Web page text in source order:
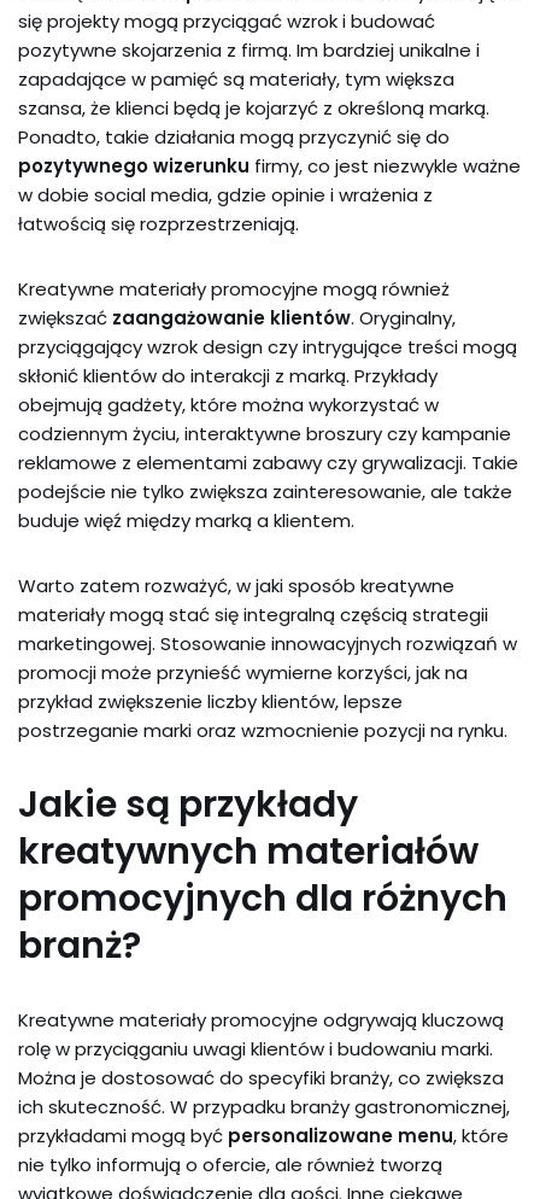
się projekty mogą przyciągać wzrok i budować
pozytywne skojarzenia z firmą. Im bardziej unikalne i
zapadające w pamięć są materiały, tym większa
szansa, że klienci będą je kojarzyć z określoną marką.
Ponadto, takie działania mogą przyczynić się do
pozytywnego wizerunku firmy, co jest niezwykle ważne
w dobie social media, gdzie opinie i wrażenia z
łatwością się rozprzestrzeniają.
Kreatywne materiały promocyjne mogą również
zwiększać zaangażowanie klientów. Oryginalny,
przyciągający wzrok design czy intrygujące treści mogą
skłonić klientów do interakcji z marką. Przykłady
obejmują gadżety, które można wykorzystać w
codziennym życiu, interaktywne broszury czy kampanie
reklamowe z elementami zabawy czy grywalizacji. Takie
podejście nie tylko zwiększa zainteresowanie, ale także
buduje więź między marką a klientem.
Warto zatem rozważyć, w jaki sposób kreatywne
materiały mogą stać się integralną częścią strategii
marketingowej. Stosowanie innowacyjnych rozwiązań w
promocji może przynieść wymierne korzyści, jak na
przykład zwiększenie liczby klientów, lepsze
postrzeganie marki oraz wzmocnienie pozycji na rynku.
Jakie są przykłady
kreatywnych materiałów
promocyjnych dla różnych
branż?
Kreatywne materiały promocyjne odgrywają kluczową
rolę w przyciąganiu uwagi klientów i budowaniu marki.
Można je dostosować do specyfiki branży, co zwiększa
ich skuteczność. W przypadku branży gastronomicznej,
przykładami mogą być personalizowane menu, które
nie tylko informują o ofercie, ale również tworzą
wyjątkowe doświadczenie dla gości. Inne ciekawe